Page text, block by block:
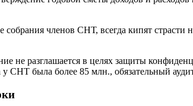
членов СНТ, всегда кипят страсти
не разглашается в целях защиты
СНТ была более 85 млн., обязательный